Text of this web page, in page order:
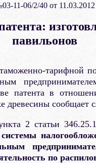
11-06/2/40 от 11.03.2012
павильонов
тарифной
патента в
древесины сообщает
2 статьи
по